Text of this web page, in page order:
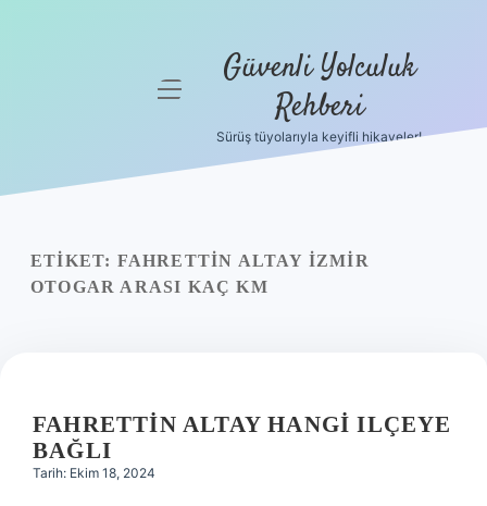
Yasal Uyarı
menüyü Güvenli Yolculuk
Rehberi
Sürüş tüyolarıyla keyifli hikayeler!
ETIKET: FAHRETTIN ALTAY İZMIR
OTOGAR ARASI KAÇ KM
FAHRETTIN ALTAY HANGI ILÇEYE
BAĞLI
Tarih: Ekim 18, 2024